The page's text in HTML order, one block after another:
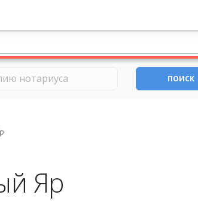
ПОИСК
Яр